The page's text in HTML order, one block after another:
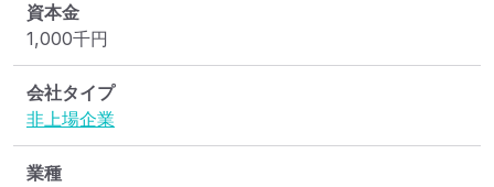
資本金
1,000千円
会社タイプ
非上場企業
業種